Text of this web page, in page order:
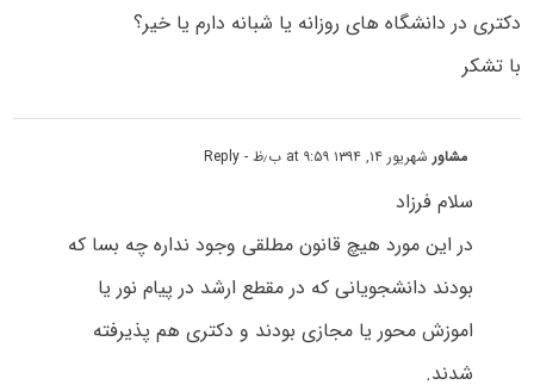
دکتری در دانشگاه های روزانه یا شبانه دارم یا خیر؟
با تشکر
مشاورشهریور ۱۴, ۱۳۹۴ at ۹:۵۹ ب٫ظ - Reply
سلام فرزاد
در این مورد هیچ قانون مطلقی وجود نداره چه بسا که
بودند دانشجویانی که در مقطع ارشد در پیام نور یا
اموزش محور یا مجازی بودند و دکتری هم پذیرفته
شدند.